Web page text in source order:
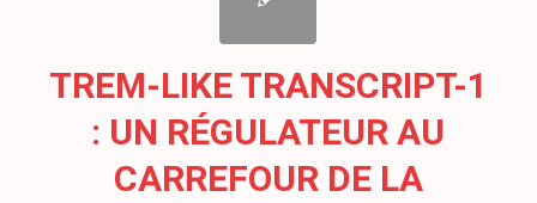
TREM-LIKE TRANSCRIPT-1
: UN RÉGULATEUR AU
CARREFOUR DE LA